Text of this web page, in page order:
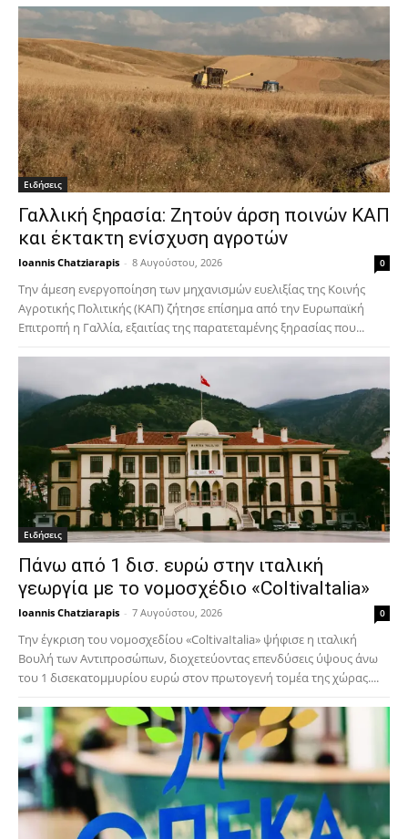
Ειδήσεις
Γαλλική ξηρασία: Ζητούν άρση ποινών ΚΑΠ
και έκτακτη ενίσχυση αγροτών
Ioannis Chatziarapis - 8 Αυγούστου, 2026 0
Την άμεση ενεργοποίηση των μηχανισμών ευελιξίας της Κοινής
Αγροτικής Πολιτικής (ΚΑΠ) ζήτησε επίσημα από την Ευρωπαϊκή
Επιτροπή η Γαλλία, εξαιτίας της παρατεταμένης ξηρασίας που...
Ειδήσεις
Πάνω από 1 δισ. ευρώ στην ιταλική
γεωργία με το νομοσχέδιο «ColtivaItalia»
Ioannis Chatziarapis - 7 Αυγούστου, 2026 0
Την έγκριση του νομοσχεδίου «ColtivaItalia» ψήφισε η ιταλική
Βουλή των Αντιπροσώπων, διοχετεύοντας επενδύσεις ύψους άνω
του 1 δισεκατομμυρίου ευρώ στον πρωτογενή τομέα της χώρας....